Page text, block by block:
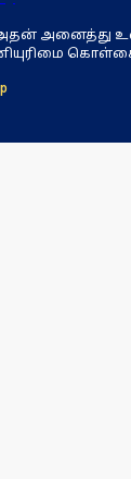
அதன் அனைத்து